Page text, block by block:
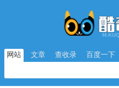
网站 文章 查收录 百度一下